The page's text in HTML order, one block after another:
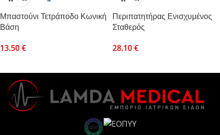
Μπαστούνι Τετράποδο Κωνική
Βάση
13.50€
Περιπατητήρας Ενισχυμένος
Σταθερός
28.10€